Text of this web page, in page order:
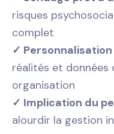
risques
complet
✓
réalités et données
organisation
✓ Implication du
alourdir la gestion